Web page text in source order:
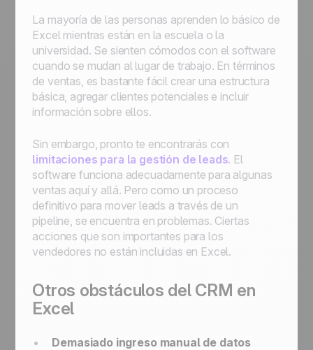
La mayoría de las personas aprenden lo básico de
Excel mientras están en la escuela o la
universidad. Se sienten cómodos con el software
cuando se mudan al lugar de trabajo. En términos
de ventas, es bastante fácil crear una estructura
básica, agregar clientes potenciales e incluir
información sobre ellos.
Sin embargo, pronto te encontrarás con
limitaciones para la gestión de leads. El
software funciona adecuadamente para algunas
ventas aquí y allá. Pero como un proceso
definitivo para mover leads a través de un
pipeline, se encuentra en problemas. Ciertas
acciones que son importantes para los
vendedores no están incluidas en Excel.
Otros obstáculos del CRM en
Excel
Demasiado ingreso manual de datos